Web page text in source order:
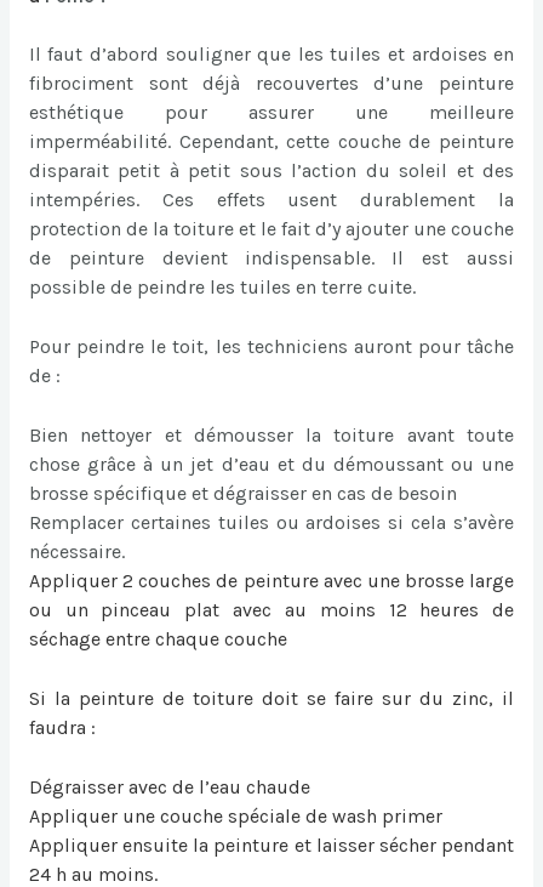
Il faut d’abord souligner que les tuiles et ardoises en
fibrociment sont déjà recouvertes d’une peinture
esthétique pour assurer une meilleure
imperméabilité. Cependant, cette couche de peinture
disparait petit à petit sous l’action du soleil et des
intempéries. Ces effets usent durablement la
protection de la toiture et le fait d’y ajouter une couche
de peinture devient indispensable. Il est aussi
possible de peindre les tuiles en terre cuite.
Pour peindre le toit, les techniciens auront pour tâche
de :
Bien nettoyer et démousser la toiture avant toute
chose grâce à un jet d’eau et du démoussant ou une
brosse spécifique et dégraisser en cas de besoin
Remplacer certaines tuiles ou ardoises si cela s’avère
nécessaire.
Appliquer 2 couches de peinture avec une brosse large
ou un pinceau plat avec au moins 12 heures de
séchage entre chaque couche
Si la peinture de toituredoit se faire sur du zinc, il
faudra :
Dégraisser avec de l’eau chaude
Appliquer une couche spéciale de wash primer
Appliquer ensuite la peinture et laisser sécher pendant
24 h au moins.